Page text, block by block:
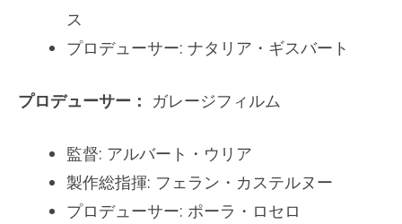
ス
プロデューサー: ナタリア・ギスバート
プロデューサー： ガレージフィルム
監督: アルバート・ウリア
製作総指揮: フェラン・カステルヌー
プロデューサー: ポーラ・ロセロ